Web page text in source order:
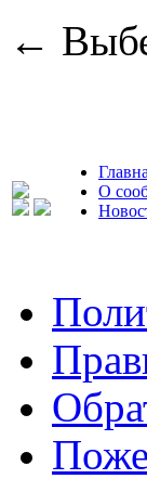
←
О